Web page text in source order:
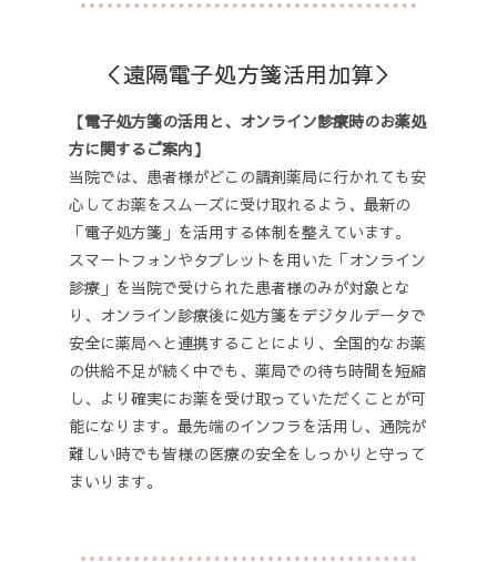
＜遠隔電子処方箋活用加算＞
【電子処方箋の活用と、オンライン診療時のお薬処
方に関するご案内】
当院では、患者様がどこの調剤薬局に行かれても安
心してお薬をスムーズに受け取れるよう、最新の
「電子処方箋」を活用する体制を整えています。
スマートフォンやタブレットを用いた「オンライン
診療」を当院で受けられた患者様のみが対象とな
り、オンライン診療後に処方箋をデジタルデータで
安全に薬局へと連携することにより、全国的なお薬
の供給不足が続く中でも、薬局での待ち時間を短縮
し、より確実にお薬を受け取っていただくことが可
能になります。最先端のインフラを活用し、通院が
難しい時でも皆様の医療の安全をしっかりと守って
まいります。